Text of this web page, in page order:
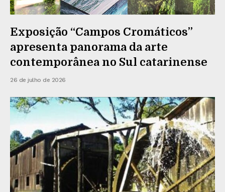
Exposição “Campos Cromáticos”
apresenta panorama da arte
contemporânea no Sul catarinense
26 de julho de 2026